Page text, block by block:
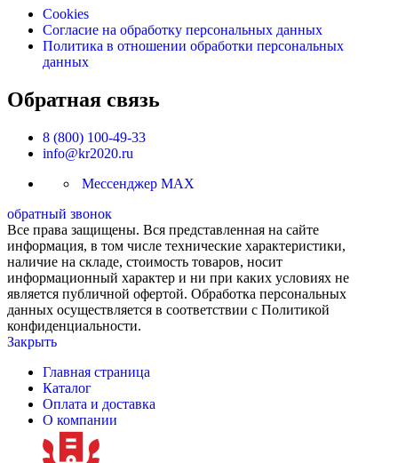
Cookies
Согласие на обработку персональных данных
Политика в отношении обработки персональных
данных
Обратная связь
8 (800) 100-49-33
info@kr2020.ru
Мессенджер MAX
обратный звонок
Все права защищены. Вся представленная на сайте
информация, в том числе технические характеристики,
наличие на складе, стоимость товаров, носит
информационный характер и ни при каких условиях не
является публичной офертой. Обработка персональных
данных осуществляется в соответствии с Политикой
конфиденциальности.
Закрыть
Главная страница
Каталог
Оплата и доставка
О компании